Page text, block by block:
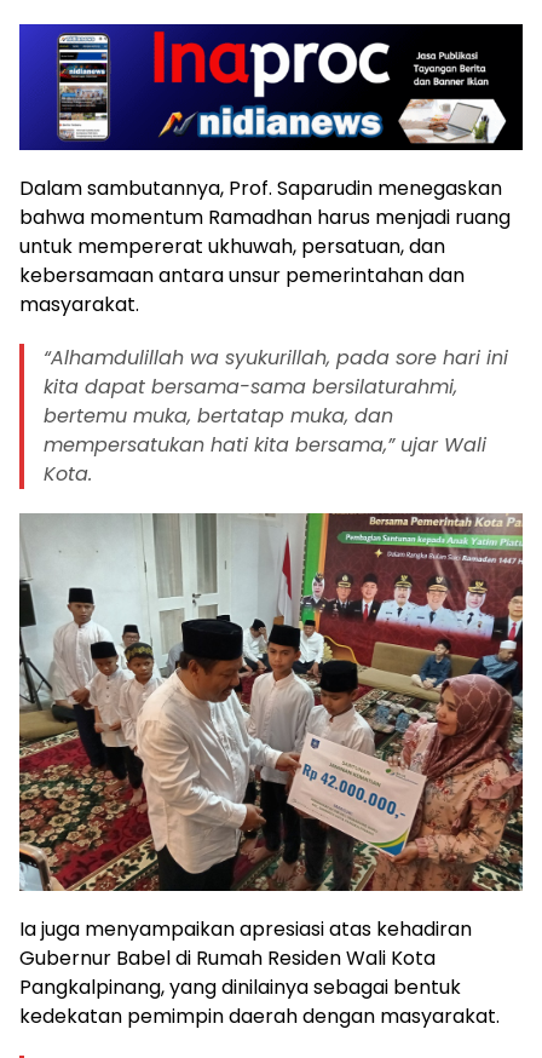
Dalam sambutannya, Prof. Saparudin menegaskan
bahwa momentum Ramadhan harus menjadi ruang
untuk mempererat ukhuwah, persatuan, dan
kebersamaan antara unsur pemerintahan dan
masyarakat.
“Alhamdulillah wa syukurillah, pada sore hari ini
kita dapat bersama-sama bersilaturahmi,
bertemu muka, bertatap muka, dan
mempersatukan hati kita bersama,” ujar Wali
Kota.
Ia juga menyampaikan apresiasi atas kehadiran
Gubernur Babel di Rumah Residen Wali Kota
Pangkalpinang, yang dinilainya sebagai bentuk
kedekatan pemimpin daerah dengan masyarakat.